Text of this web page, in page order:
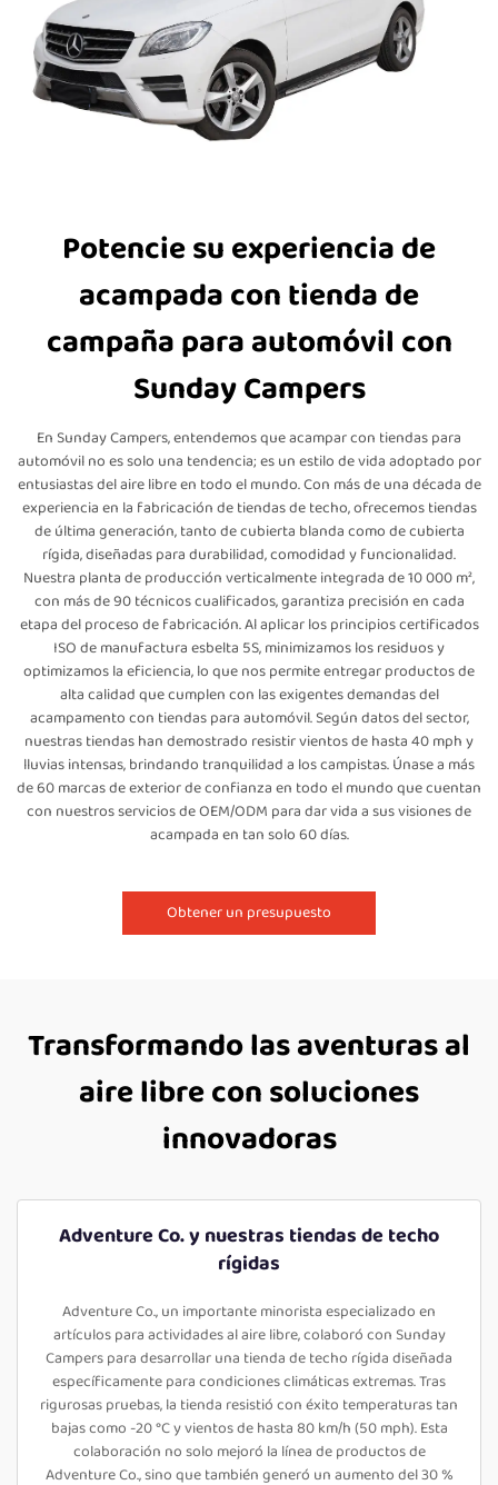
Potencie su experiencia de
acampada con tienda de
campaña para automóvil con
Sunday Campers
En Sunday Campers, entendemos que acampar con tiendas para
automóvil no es solo una tendencia; es un estilo de vida adoptado por
entusiastas del aire libre en todo el mundo. Con más de una década de
experiencia en la fabricación de tiendas de techo, ofrecemos tiendas
de última generación, tanto de cubierta blanda como de cubierta
rígida, diseñadas para durabilidad, comodidad y funcionalidad.
Nuestra planta de producción verticalmente integrada de 10 000 m²,
con más de 90 técnicos cualificados, garantiza precisión en cada
etapa del proceso de fabricación. Al aplicar los principios certificados
ISO de manufactura esbelta 5S, minimizamos los residuos y
optimizamos la eficiencia, lo que nos permite entregar productos de
alta calidad que cumplen con las exigentes demandas del
acampamento con tiendas para automóvil. Según datos del sector,
nuestras tiendas han demostrado resistir vientos de hasta 40 mph y
lluvias intensas, brindando tranquilidad a los campistas. Únase a más
de 60 marcas de exterior de confianza en todo el mundo que cuentan
con nuestros servicios de OEM/ODM para dar vida a sus visiones de
acampada en tan solo 60 días.
Obtener un presupuesto
Transformando las aventuras al
aire libre con soluciones
innovadoras
Adventure Co. y nuestras tiendas de techo
rígidas
Adventure Co., un importante minorista especializado en
artículos para actividades al aire libre, colaboró con Sunday
Campers para desarrollar una tienda de techo rígida diseñada
específicamente para condiciones climáticas extremas. Tras
rigurosas pruebas, la tienda resistió con éxito temperaturas tan
bajas como -20 °C y vientos de hasta 80 km/h (50 mph). Esta
colaboración no solo mejoró la línea de productos de
Adventure Co., sino que también generó un aumento del 30 %